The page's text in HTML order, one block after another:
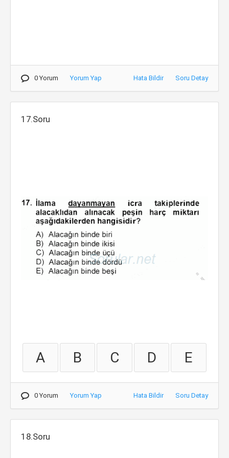
0 Yorum Yorum Yap Hata Bildir Soru Detay
17.Soru
A B C D E
0 Yorum Yorum Yap Hata Bildir Soru Detay
18.Soru